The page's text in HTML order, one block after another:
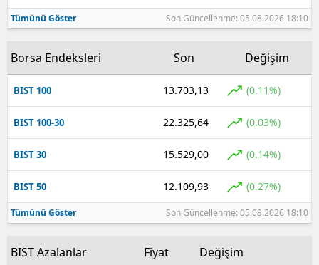
Tümünü Göster Son Güncellenme: 05.08.2026 18:10
Borsa Endeksleri Son Değişim
BIST 100 13.703,13 (0.11%)
BIST 100-30 22.325,64 (0.03%)
BIST 30 15.529,00 (0.14%)
BIST 50 12.109,93 (0.27%)
Tümünü Göster Son Güncellenme: 05.08.2026 18:10
BIST Azalanlar Fiyat Değişim